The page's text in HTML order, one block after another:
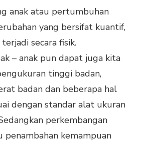
anak atau pertumbuhan
yang bersifat kuantif,
secara fisik.
– anak pun dapat juga kita
tinggi badan,
badan dan beberapa hal
dengan standar alat ukuran
perkembangan
penambahan kemampuan